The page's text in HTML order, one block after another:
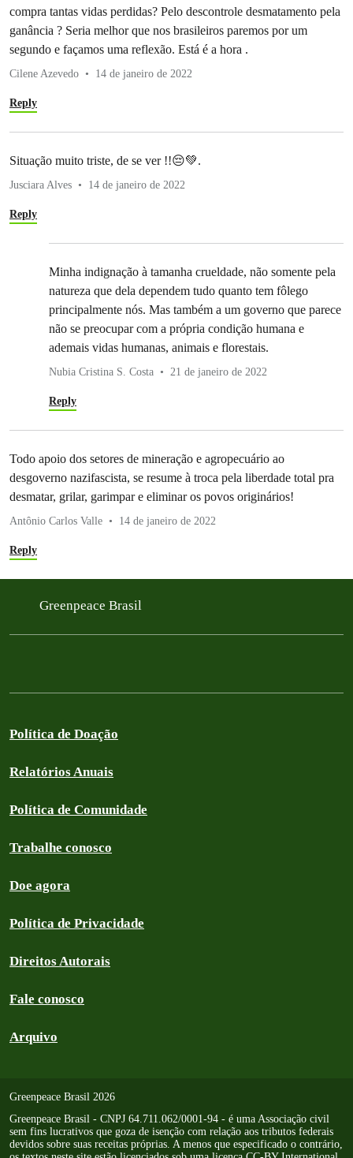
compra tantas vidas perdidas? Pelo descontrole desmatamento pela
ganância ? Seria melhor que nos brasileiros paremos por um
segundo e façamos uma reflexão. Está é a hora .
Cilene Azevedo 14 de janeiro de 2022
Reply
Situação muito triste, de se ver !!😔💚.
Jusciara Alves 14 de janeiro de 2022
Reply
Minha indignação à tamanha crueldade, não somente pela
natureza que dela dependem tudo quanto tem fôlego
principalmente nós. Mas também a um governo que parece
não se preocupar com a própria condição humana e
ademais vidas humanas, animais e florestais.
Nubia Cristina S. Costa 21 de janeiro de 2022
Reply
Todo apoio dos setores de mineração e agropecuário ao
desgoverno nazifascista, se resume à troca pela liberdade total pra
desmatar, grilar, garimpar e eliminar os povos originários!
Antônio Carlos Valle 14 de janeiro de 2022
Reply
Greenpeace Brasil
Política de Doação
Relatórios Anuais
Política de Comunidade
Trabalhe conosco
Doe agora
Política de Privacidade
Direitos Autorais
Fale conosco
Arquivo
Greenpeace Brasil 2026
Greenpeace Brasil - CNPJ 64.711.062/0001-94 - é uma Associação civil
sem fins lucrativos que goza de isenção com relação aos tributos federais
devidos sobre suas receitas próprias. A menos que especificado o contrário,